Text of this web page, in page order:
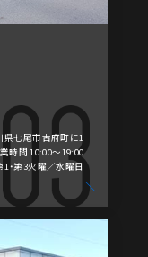
県七尾市古府町に1
時間 10:00～19:00
1・第3火曜／水曜日